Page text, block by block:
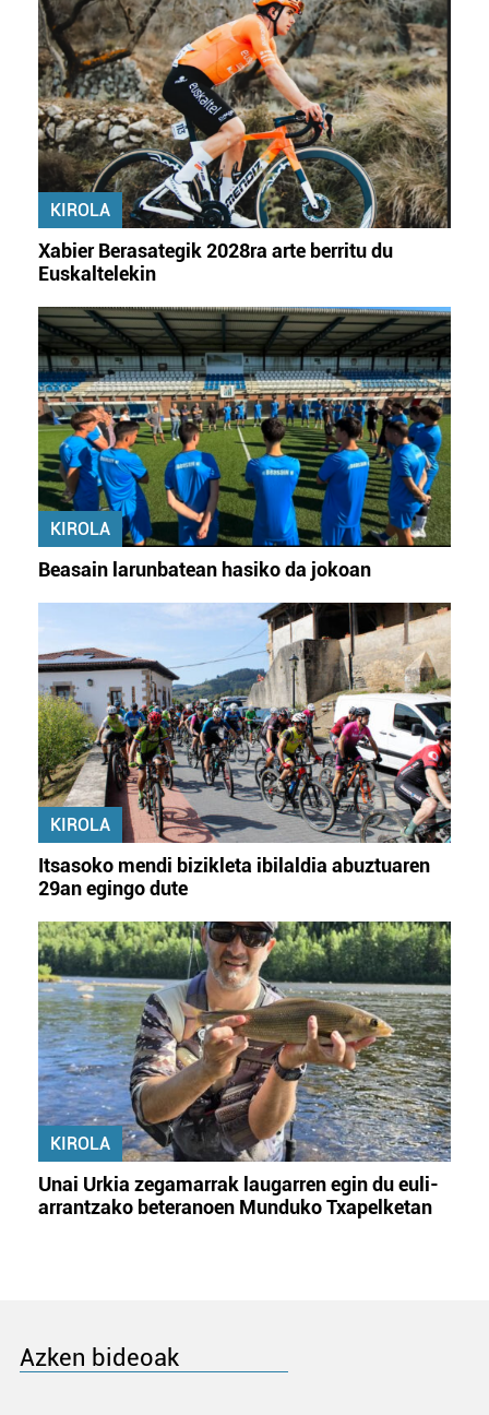
KIROLA
Xabier Berasategik 2028ra arte berritu du
Euskaltelekin
KIROLA
Beasain larunbatean hasiko da jokoan
KIROLA
Itsasoko mendi bizikleta ibilaldia abuztuaren
29an egingo dute
KIROLA
Unai Urkia zegamarrak laugarren egin du euli-
arrantzako beteranoen Munduko Txapelketan
Azken bideoak